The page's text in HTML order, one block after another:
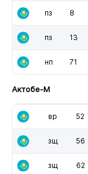
пз 8
пз 13
нп 71
Актобе-М
вр 52
зщ 56
зщ 62